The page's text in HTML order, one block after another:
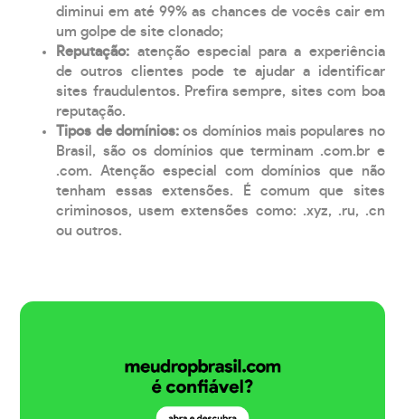
diminui em até 99% as chances de vocês cair em
um golpe de site clonado;
Reputação: atenção especial para a experiência
de outros clientes pode te ajudar a identificar
sites fraudulentos. Prefira sempre, sites com boa
reputação.
Tipos de domínios:os domínios mais populares no
Brasil, são os domínios que terminam .com.br e
.com. Atenção especial com domínios que não
tenham essas extensões. É comum que sites
criminosos, usem extensões como: .xyz, .ru, .cn
ou outros.